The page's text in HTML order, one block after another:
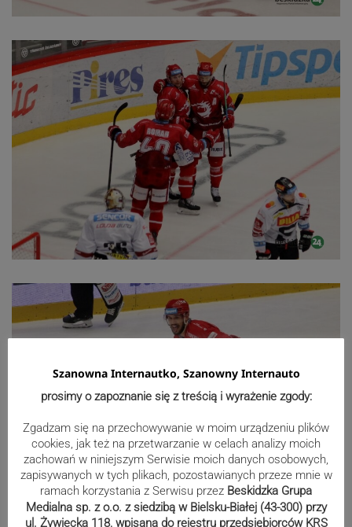
Szanowna Internautko, Szanowny Internauto
prosimy o zapoznanie się z treścią i wyrażenie zgody:
Zgadzam się na przechowywanie w moim urządzeniu plików
cookies, jak też na przetwarzanie w celach analizy moich
zachowań w niniejszym Serwisie moich danych osobowych,
zapisywanych w tych plikach, pozostawianych przeze mnie w
ramach korzystania z Serwisu przez Beskidzka Grupa
Medialna sp. z o.o. z siedzibą w Bielsku-Białej (43-300) przy
ul. Żywiecka 118, wpisana do rejestru przedsiębiorców KRS